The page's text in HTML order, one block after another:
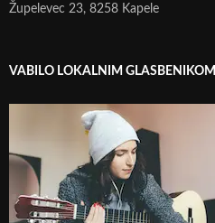
Župelevec 23, 8258 Kapele
VABILO LOKALNIM GLASBENIKOM